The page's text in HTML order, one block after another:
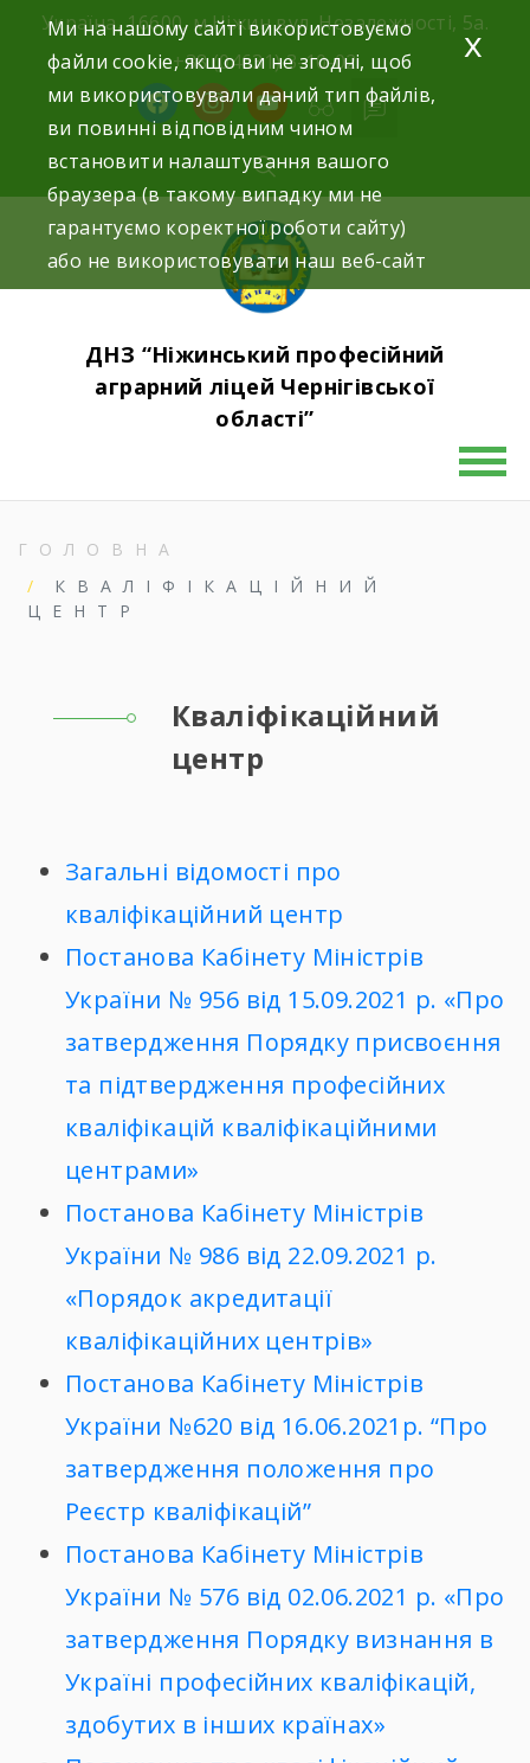
content
Україна, 16600, м.Ніжин вул. Незалежності, 5а.
+38 (04631) 3-10-02
facebookinstagram
youtube
ДНЗ “Ніжинський професійний
аграрний ліцей Чернігівської
області”
ГОЛОВНА
КВАЛІФІКАЦІЙНИЙ
ЦЕНТР
Кваліфікаційний
центр
Загальні відомості про
кваліфікаційний центр
Постанова Кабінету Міністрів
України № 956 від 15.09.2021 р. «Про
затвердження Порядку присвоєння
та підтвердження професійних
кваліфікацій кваліфікаційними
центрами»
Постанова Кабінету Міністрів
України № 986 від 22.09.2021 р.
«Порядок акредитації
кваліфікаційних центрів»
Постанова Кабінету Міністрів
України №620 від 16.06.2021р. “Про
затвердження положення про
Реєстр кваліфікацій”
Постанова Кабінету Міністрів
України № 576 від 02.06.2021 р. «Про
затвердження Порядку визнання в
Україні професійних кваліфікацій,
здобутих в інших країнах»
Ми на нашому сайті використовуємо
файли cookie, якщо ви не згодні, щоб
ми використовували даний тип файлів,
ви повинні відповідним чином
встановити налаштування вашого
браузера (в такому випадку ми не
гарантуємо коректної роботи сайту)
або не використовувати наш веб-сайт
x